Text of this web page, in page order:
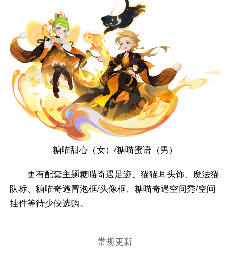
糖喵甜心（女）/糖喵蜜语（男）
更有配套主题糖喵奇遇足迹、猫猫耳头饰、魔法猫
队标、糖喵奇遇冒泡框/头像框、糖喵奇遇空间秀/空间
挂件等待少侠选购。
常规更新